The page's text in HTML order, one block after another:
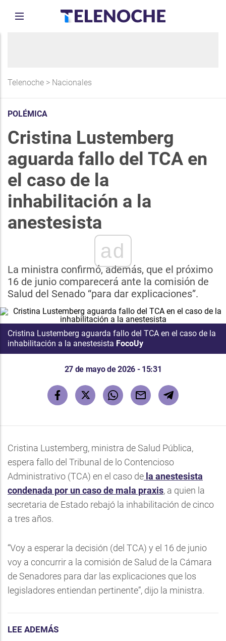
Telenoche > Nacionales
POLÉMICA
Cristina Lustemberg
aguarda fallo del TCA en
el caso de la
inhabilitación a la
anestesista
ad
La ministra confirmó, además, que el próximo
16 de junio comparecerá ante la comisión de
Salud del Senado “para dar explicaciones”.
Cristina Lustemberg aguarda fallo del TCA en el caso de la
inhabilitación a la anestesista FocoUy
27 de mayo de 2026 - 15:31
Cristina Lustemberg, ministra de Salud Pública,
espera fallo del Tribunal de lo Contencioso
Administrativo (TCA) en el caso de la anestesista
condenada por un caso de mala praxis, a quien la
secretaria de Estado rebajó la inhabilitación de cinco
a tres años.
“Voy a esperar la decisión (del TCA) y el 16 de junio
voy a concurrir a la comisión de Salud de la Cámara
de Senadores para dar las explicaciones que los
legisladores entiendan pertinente”, dijo la ministra.
LEE ADEMÁS